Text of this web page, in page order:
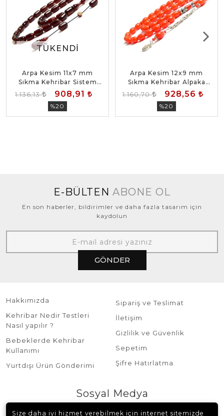
TÜKENDI
TÜKENDI
Arpa Kesim 11x7 mm
Sıkma Kehribar Sistem
Püsküllü Tesbih
1.136,13 908,91
%20
Arpa Kesim 12x9 mm
Sıkma Kehribar Alpaka
Püsküllü Tesbih
1.160,70 928,56
%20
E-BÜLTEN ABONE OL
En son haberler, bildirimler ve daha fazla tasarım için
kaydolun
GÖNDER
Hakkımızda
Kehribar Nedir Testleri
Nasıl yapılır ?
Bebeklerde Kehribar
Kullanımı
Yurtdışı Ürün Gönderimi
Sipariş ve Teslimat
İletişim
Gizlilik ve Güvenlik
Sepetim
Şifre Hatırlatma
Sosyal Medya
Size daha iyi hizmet verebilmek için internet sitemizde